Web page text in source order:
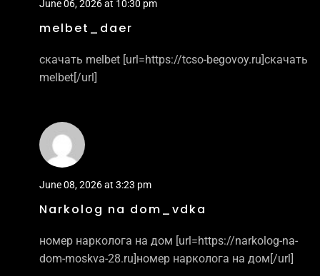
June 06, 2026 at 10:30 pm
melbet_daer
скачать melbet [url=https://tcso-begovoy.ru]скачать
melbet[/url]
June 08, 2026 at 3:23 pm
Narkolog na dom_vdka
номер нарколога на дом [url=https://narkolog-na-
dom-moskva-28.ru]номер нарколога на дом[/url]